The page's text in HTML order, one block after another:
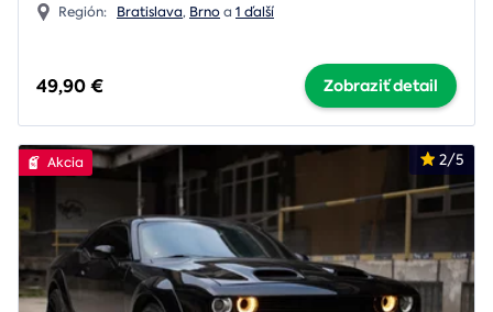
Región: Bratislava, Brnoa 1 ďalší
49,90 € Zobraziť detail
2/5
Akcia